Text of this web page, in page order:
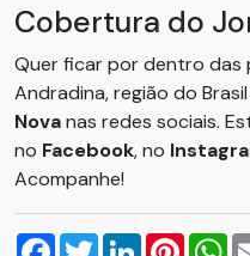
Cobertura do
Quer ficar por dentro das
Andradina, região do
Novanas redes sociais.
no Facebook, no
Acompanhe!
Facebook
TwitterLinkedIn